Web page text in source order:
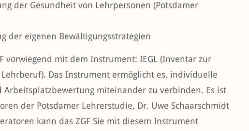
der Gesundheit von Lehrpersonen (Potsdamer
der eigenen Bewältigungsstrategien
vorwiegend mit dem Instrument: IEGL (Inventar zur
Das Instrument ermöglicht es, individuelle
miteinander zu verbinden. Es ist
der Potsdamer Lehrerstudie, Dr. Uwe Schaarschmidt
kann das ZGF Sie mit diesem Instrument